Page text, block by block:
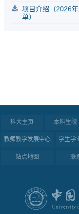
项目介绍（2026
单）
科大主页 本科生院
教师教学发展中心 学生学
站点地图 联